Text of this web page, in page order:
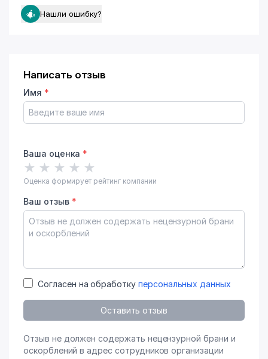
Нашли ошибку?
Написать отзыв
Имя *
Ваша оценка *
★ ★ ★ ★ ★
Оценка формирует рейтинг компании
Ваш отзыв *
Согласен на обработку персональных данных
Оставить отзыв
Отзыв не должен содержать нецензурной брани и
оскорблений в адрес сотрудников организации